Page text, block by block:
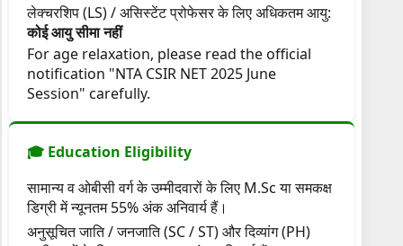
लेक्चरशिप (LS) / असिस्टेंट प्रोफेसर के लिए अधिकतम आयु:
कोई आयु सीमा नहीं
For age relaxation, please read the official
notification "NTA CSIR NET 2025 June
Session" carefully.
🎓 Education Eligibility
सामान्य व ओबीसी वर्ग के उम्मीदवारों के लिए M.Sc या समकक्ष
डिग्री में न्यूनतम 55% अंक अनिवार्य हैं।
अनुसूचित जाति / जनजाति (SC / ST) और दिव्यांग (PH)